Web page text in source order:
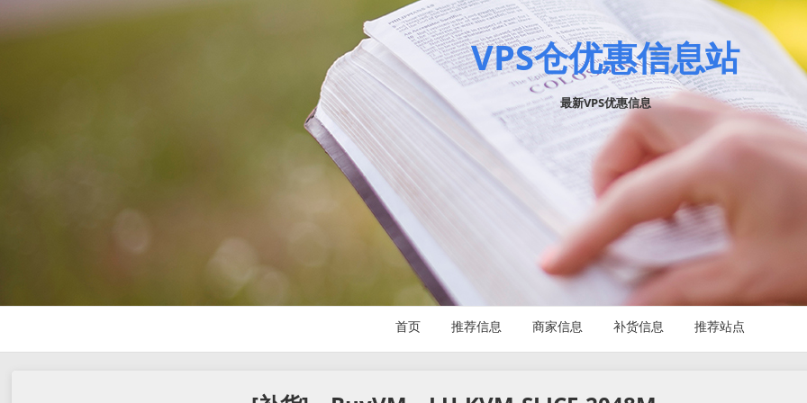
VPS仓优惠信息站
最新VPS优惠信息
首页 推荐信息 商家信息 补货信息 推荐站点